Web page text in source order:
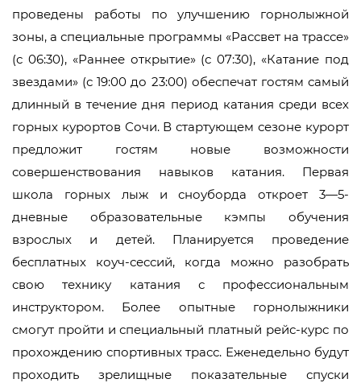
проведены работы по улучшению горнолыжной
зоны, а специальные программы «Рассвет на трассе»
(с 06:30), «Раннее открытие» (с 07:30), «Катание под
звездами» (с 19:00 до 23:00) обеспечат гостям самый
длинный в течение дня период катания среди всех
горных курортов Сочи. В стартующем сезоне курорт
предложит гостям новые возможности
совершенствования навыков катания. Первая
школа горных лыж и сноуборда откроет 3—5-
дневные образовательные кэмпы обучения
взрослых и детей. Планируется проведение
бесплатных коуч-сессий, когда можно разобрать
свою технику катания с профессиональным
инструктором. Более опытные горнолыжники
смогут пройти и специальный платный рейс-курс по
прохождению спортивных трасс. Еженедельно будут
проходить зрелищные показательные спуски